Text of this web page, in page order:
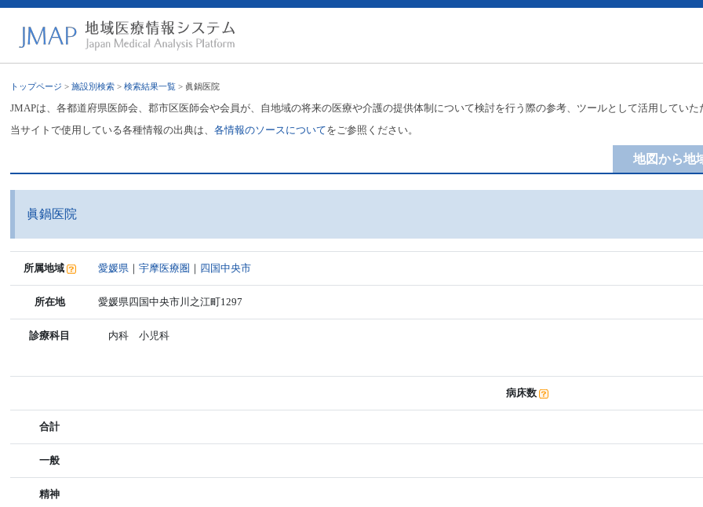
トップページ >施設別検索 >検索結果一覧 > 眞鍋医院
JMAPは、各都道府県医師会、郡市区医師会や会員が、自地域の将来の医療や介護の提供体制について検討を行う際の参考、ツールとして活用してい
当サイトで使用している各種情報の出典は、各情報のソースについてをご参照ください。
地図から地
眞鍋医院
所属地域 愛媛県 ｜宇摩医療圏 ｜ 四国中央市
所在地 愛媛県四国中央市川之江町1297
診療科目 内科 小児科
病床数
合計
一般
精神